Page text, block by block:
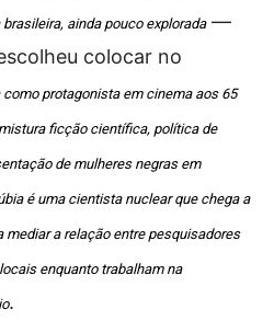
ainda pouco explorada—
colocar no
como protagonista em cinema aos 65
ficção científica, política de
de mulheres negras em
é uma cientista nuclear que chega a
mediar a relação entre pesquisadores
enquanto trabalham na
.